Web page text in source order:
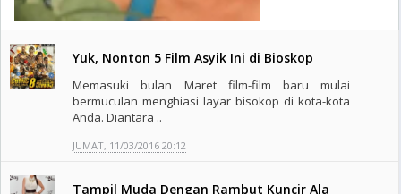
Yuk, Nonton 5 Film Asyik Ini di Bioskop
Memasuki bulan Maret film-film baru mulai
bermuculan menghiasi layar bisokop di kota-kota
Anda. Diantara ..
JUMAT, 11/03/2016 20:12
Tampil Muda Dengan Rambut Kuncir Ala